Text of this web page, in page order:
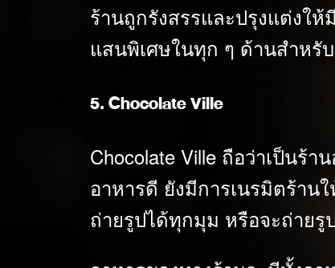
ร้านถูกรังสรรและปรุงแต่งใ
แสนพิเศษในทุก ๆ ด้านสำหรั
5. Chocolate Ville
Chocolate Ville ถือว่าเป็นร้
อาหารดี ยังมีการเนรมิตร้าน
ถ่ายรูปได้ทุกมุม หรือจะถ่ายรู